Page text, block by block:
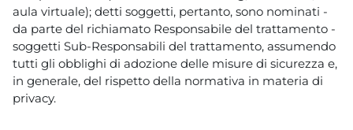
aula virtuale); detti soggetti, pertanto, sono nominati -
da parte del richiamato Responsabile del trattamento -
soggetti Sub-Responsabili del trattamento, assumendo
tutti gli obblighi di adozione delle misure di sicurezza e,
in generale, del rispetto della normativa in materia di
privacy.